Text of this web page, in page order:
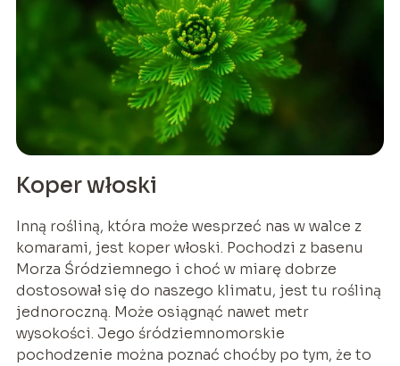
Koper włoski
Inną rośliną, która może wesprzeć nas w walce z
komarami, jest koper włoski. Pochodzi z basenu
Morza Śródziemnego i choć w miarę dobrze
dostosował się do naszego klimatu, jest tu rośliną
jednoroczną. Może osiągnąć nawet metr
wysokości. Jego śródziemnomorskie
pochodzenie można poznać choćby po tym, że to